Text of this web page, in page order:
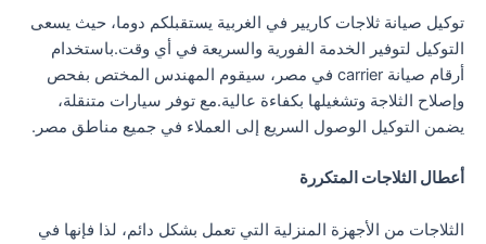
توكيل صيانة ثلاجات كاريير في الغربية يستقبلكم دوما، حيث يسعى
التوكيل لتوفير الخدمة الفورية والسريعة في أي وقت.باستخدام
أرقام صيانة carrier في مصر، سيقوم المهندس المختص بفحص
وإصلاح الثلاجة وتشغيلها بكفاءة عالية.مع توفر سيارات متنقلة،
يضمن التوكيل الوصول السريع إلى العملاء في جميع مناطق مصر.
أعطال الثلاجات المتكررة
الثلاجات من الأجهزة المنزلية التي تعمل بشكل دائم، لذا فإنها في